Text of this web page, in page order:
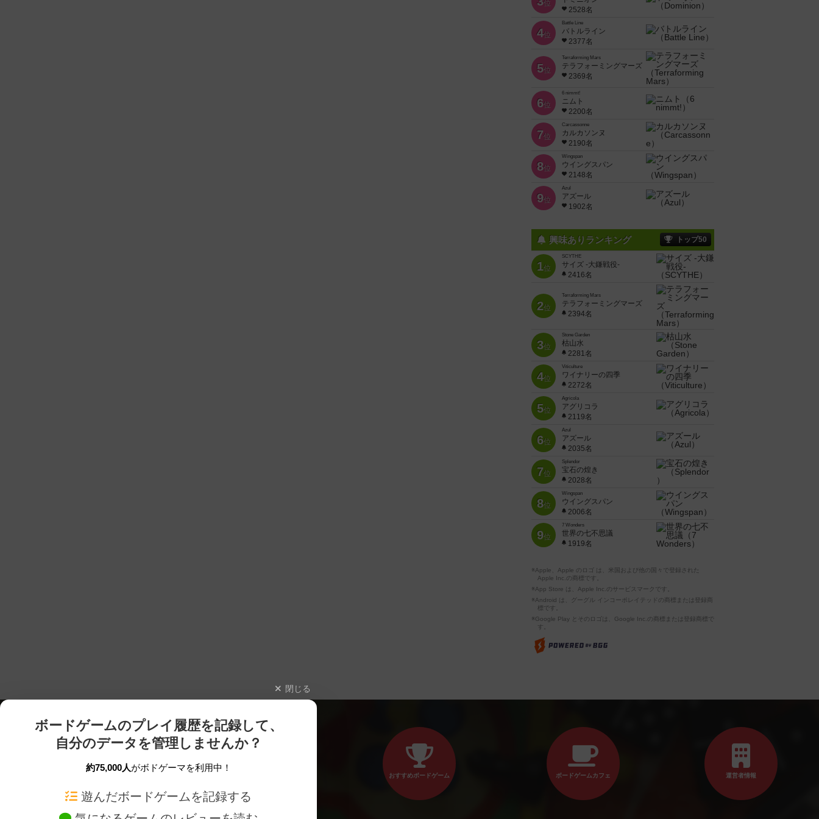
位
2528名
4位
Battle Line
バトルライン
2377名
5位
Terraforming Mars
テラフォーミングマーズ
2369名
6位
6 nimmt!
ニムト
2200名
7位
Carcassonne
カルカソンヌ
2190名
8位
Wingspan
ウイングスパン
2148名
9位
Azul
アズール
1902名
興味ありランキング トップ50
1位
SCYTHE
サイズ -大鎌戦役-
2416名
2位
Terraforming Mars
テラフォーミングマーズ
2394名
3位
Stone Garden
枯山水
2281名
4位
Viticulture
ワイナリーの四季
2272名
5位
Agricola
アグリコラ
2119名
6位
Azul
アズール
2035名
7位
Splendor
宝石の煌き
2028名
8位
Wingspan
ウイングスパン
2006名
9位
7 Wonders
世界の七不思議
1919名
※Apple、Apple のロゴ は、米国および他の国々で登録された
Apple Inc.の商標です。
※App Store は、Apple Inc.のサービスマークです。
※Android は、グーグル インコーポレイテッドの商標または登録商
標です。
※Google Play とそのロゴは、Google Inc.の商標または登録商標で
す。
閉じる
ボードゲームのプレイ履歴を記録して、
自分のデータを管理しませんか？
約75,000人がボドゲーマを利用中！
遊んだボードゲームを記録する
おすすめボードゲーム ボードゲームカフェ 運営者情報